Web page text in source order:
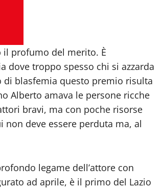
il profumo del merito. È
dove troppo spesso chi si azzarda
di blasfemia questo premio risulta
Alberto amava le persone ricche
bravi, ma con poche risorse
deve essere perduta ma, al
legame dell’attore con
ad aprile, è il primo del Lazio